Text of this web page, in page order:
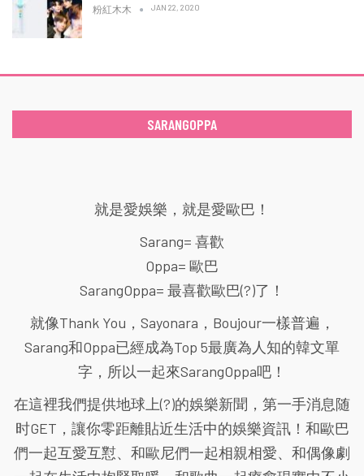
粉紅木木 JAN 22, 2020
SARANGOPPA
就是愛娛樂，就是愛歐巴！
Sarang= 喜歡
Oppa= 歐巴
SarangOppa= 最喜歡歐巴(?)了！
就像Thank You，Sayonara，Boujour一樣普遍，
Sarang和Oppa已經成為Top 5最廣為人知的韓文單
字，所以一起來SarangOppa吧！
在這裡我們提供地球上(?)的娛樂新聞，第一手消息随
时GET，讓你零距離貼近生活中的娛樂資訊！和歐巴
們一起互愛互懟、和歐尼們一起相親相愛、和偶像劇